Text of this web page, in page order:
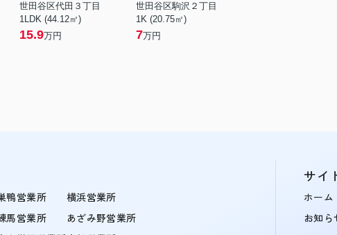
世田谷区代田３丁目
1LDK (44.12㎡)
15.9万円
世田谷区駒沢２丁目
1K (20.75㎡)
7万円
鴨営業所
馬営業所
横浜営業所
あざみ野営業所
サイ
ホーム
お知ら